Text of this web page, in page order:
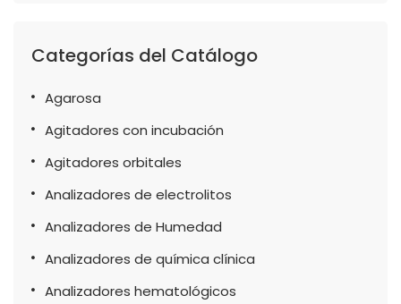
Categorías del Catálogo
Agarosa
Agitadores con incubación
Agitadores orbitales
Analizadores de electrolitos
Analizadores de Humedad
Analizadores de química clínica
Analizadores hematológicos